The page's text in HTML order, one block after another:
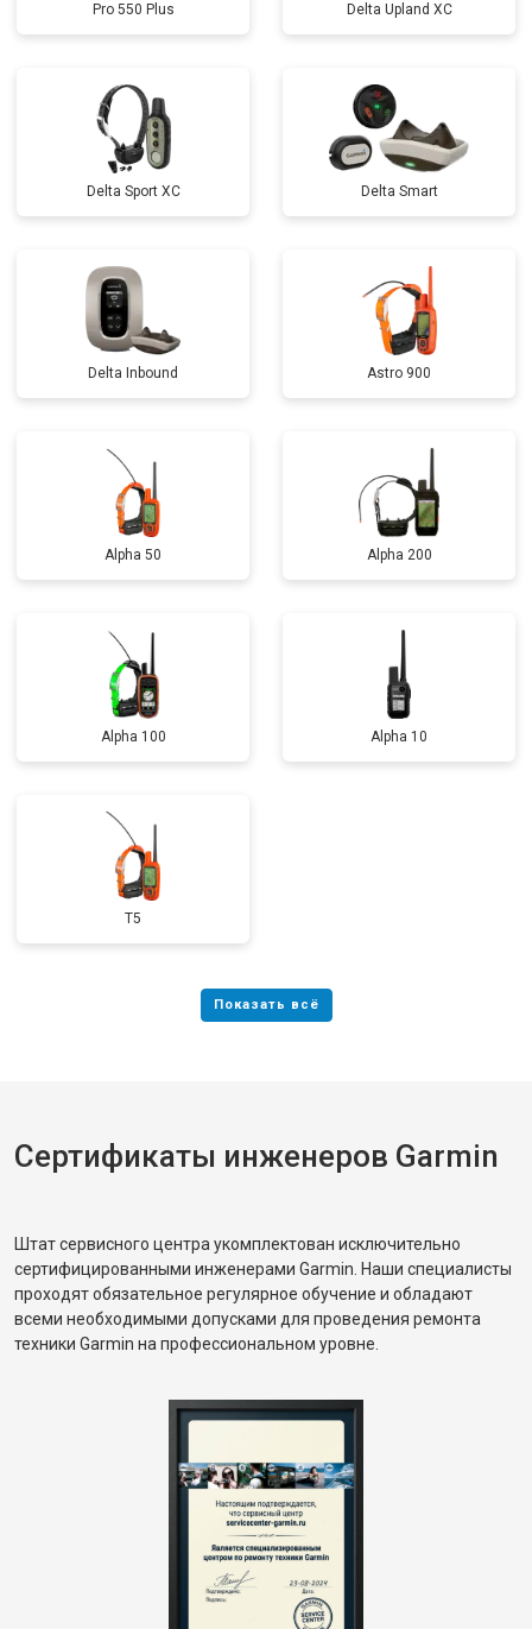
Pro 550 Plus Delta Upland XC
Delta Sport XC Delta Smart
Delta Inbound Astro 900
Alpha 50 Alpha 200
Alpha 100 Alpha 10
T5
Сертификаты инженеров Garmin
Штат сервисного центра укомплектован исключительно
сертифицированными инженерами Garmin. Наши специалисты
проходят обязательное регулярное обучение и обладают
всеми необходимыми допусками для проведения ремонта
техники Garmin на профессиональном уровне.